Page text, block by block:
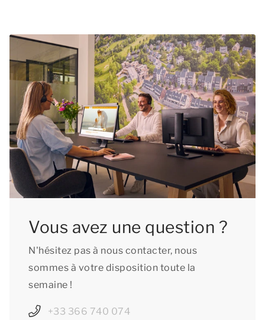
Vous avez une question ?
N'hésitez pas à nous contacter, nous
sommes à votre disposition toute la
semaine !
+33 366 740 074